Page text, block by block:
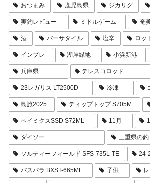
おつまみ 鹿児島県 ジカリグ
実釣レビュー ミドルゲーム 奄
酒 バーサタイル 塩辛 ロッ
インプレ 湖岸緑地 小浜新港
兵庫県 テレスコロッド
23レガリス LT2500D 冷凍
島旅2025 ティップトップ S705M
ベイミクスSSD S72ML 11月
ダイソー 三重県の釣
ソルティーフィールド SFS-735L-TE 24-
バスパラ BXST-665ML 子供